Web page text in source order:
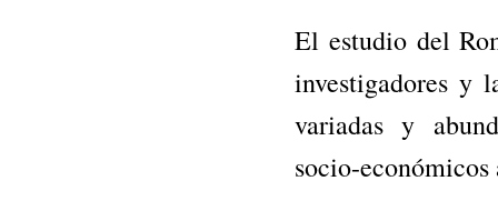
El estudio del
investigadores y
variadas y
socio-económicos